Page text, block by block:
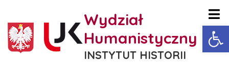
Wydział
Humanistyczny
INSTYTUT HISTORII